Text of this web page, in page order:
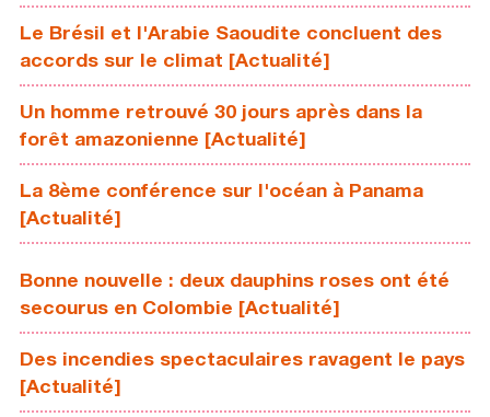
Le Brésil et l'Arabie Saoudite concluent des
accords sur le climat [Actualité]
Un homme retrouvé 30 jours après dans la
forêt amazonienne [Actualité]
La 8ème conférence sur l'océan à Panama
[Actualité]
Bonne nouvelle : deux dauphins roses ont été
secourus en Colombie [Actualité]
Des incendies spectaculaires ravagent le pays
[Actualité]